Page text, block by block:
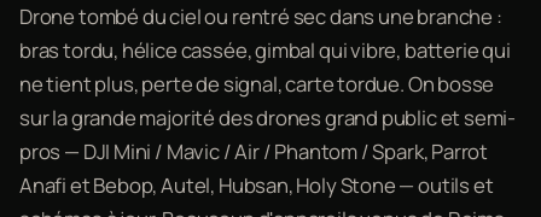
Drone tombé du ciel ou rentré sec dans une branche :
bras tordu, hélice cassée, gimbal qui vibre, batterie qui
ne tient plus, perte de signal, carte tordue. On bosse
sur la grande majorité des drones grand public et semi-
pros — DJI Mini / Mavic / Air / Phantom / Spark, Parrot
Anafi et Bebop, Autel, Hubsan, Holy Stone — outils et